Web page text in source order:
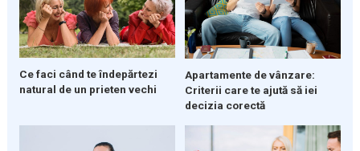
Ce faci când te îndepărtezi
natural de un prieten vechi
Apartamente de vânzare:
Criterii care te ajută să iei
decizia corectă